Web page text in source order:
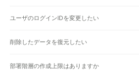
ユーザのログインIDを変更したい
削除したデータを復元したい
部署階層の作成上限はありますか